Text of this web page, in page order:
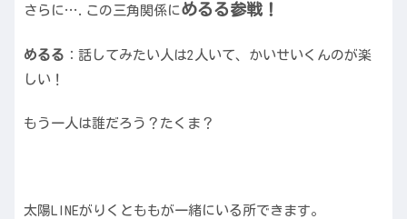
さらに….この三角関係にめるる参戦！
めるる ：話してみたい人は2人いて、かいせいくんのが楽
しい！
もう一人は誰だろう？たくま？
太陽LINEがりくとももが一緒にいる所できます。